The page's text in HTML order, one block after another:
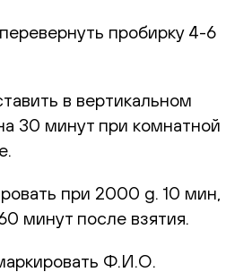
пробирку 4-6
в вертикальном
30 минут при комнатной
при 2000 g. 10 мин,
минут после взятия.
Ф.И.О.